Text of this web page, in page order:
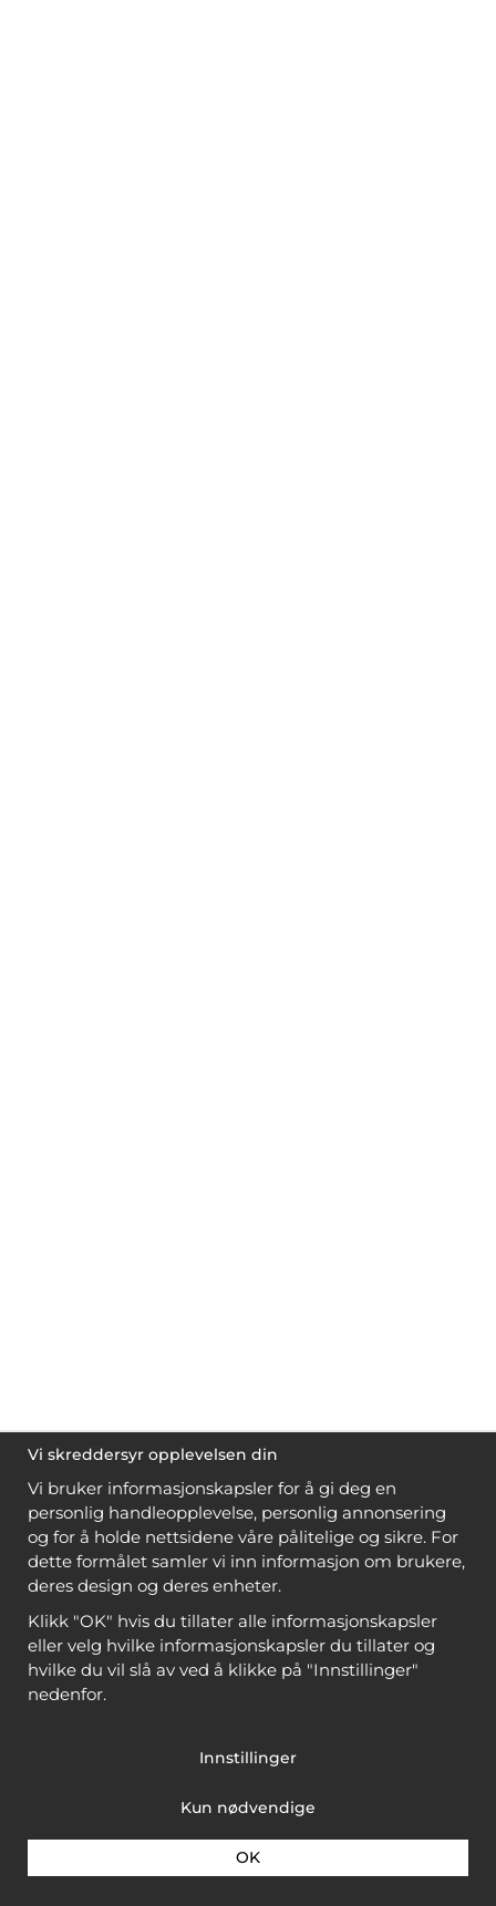
Vi skreddersyr opplevelsen din
Vi bruker informasjonskapsler for å gi deg en
personlig handleopplevelse, personlig annonsering
og for å holde nettsidene våre pålitelige og sikre. For
dette formålet samler vi inn informasjon om brukere,
deres design og deres enheter.
Klikk "OK" hvis du tillater alle informasjonskapsler
eller velg hvilke informasjonskapsler du tillater og
hvilke du vil slå av ved å klikke på "Innstillinger"
nedenfor.
Innstillinger
Kun nødvendige
OK